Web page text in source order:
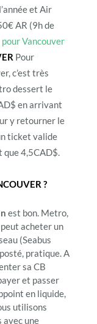
et Air
AR (9h de
Vancouver
Pour
c’est très
dessert le
en arrivant
y retourner le
ticket valide
que 4,5CAD$.
?
est bon. Metro,
acheter un
(Seabus
pratique. A
sa CB
et passer
en liquide,
utilisons
avec une